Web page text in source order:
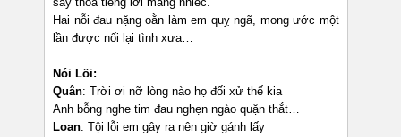
Hai nỗi đau nặng oằn làm em quỵ ngã, mong ước một
lần được nối lại tình xưa…
Nói Lối:
Quân: Trời ơi nỡ lòng nào họ đối xử thế kia
Anh bỗng nghe tim đau nghẹn ngào quặn thắt…
Loan: Tội lỗi em gây ra nên giờ gánh lấy